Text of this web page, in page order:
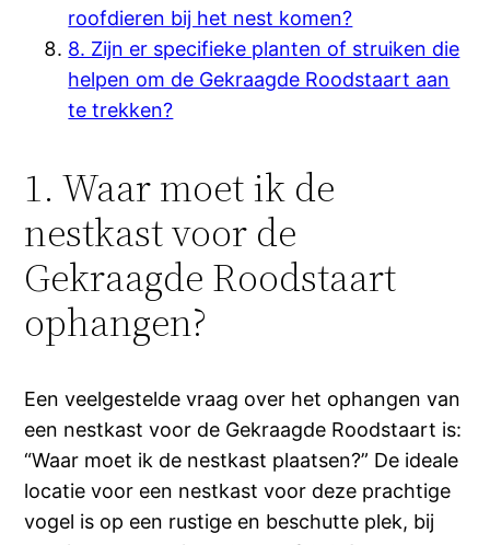
roofdieren bij het nest komen?
8. Zijn er specifieke planten of struiken die
helpen om de Gekraagde Roodstaart aan
te trekken?
1. Waar moet ik de
nestkast voor de
Gekraagde Roodstaart
ophangen?
Een veelgestelde vraag over het ophangen van
een nestkast voor de Gekraagde Roodstaart is:
“Waar moet ik de nestkast plaatsen?” De ideale
locatie voor een nestkast voor deze prachtige
vogel is op een rustige en beschutte plek, bij